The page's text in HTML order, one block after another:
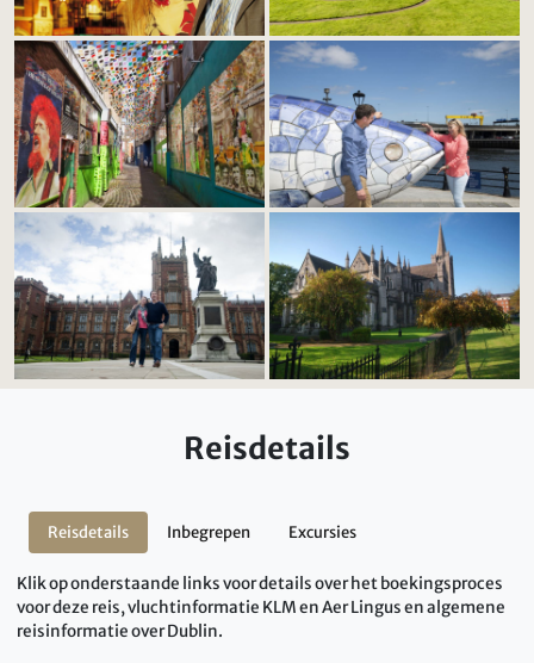
Reisdetails
Reisdetails Inbegrepen Excursies
Klik op onderstaande links voor details over het boekingsproces
voor deze reis, vluchtinformatie KLM en Aer Lingus en algemene
reisinformatie over Dublin.